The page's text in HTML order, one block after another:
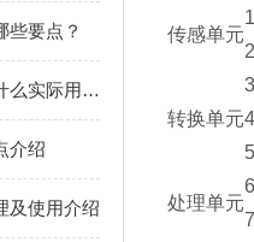
些要点？
超声波探伤仪的试块有什么实际用途呢
介绍
及使用介绍
传感单元
转换单元
处理单元